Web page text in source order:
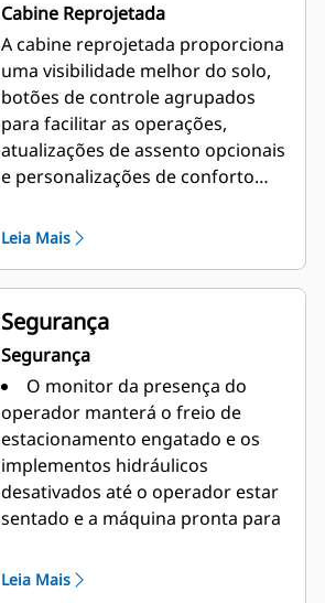
Cabine Reprojetada
A cabine reprojetada proporciona
uma visibilidade melhor do solo,
botões de controle agrupados
para facilitar as operações,
atualizações de assento opcionais
e personalizações de conforto
motoniveladora Cat 160 possui
(JOY) simplificado, que ajuda a
reduzir a fadiga causada pelo
movimento do braço do operador.
Leia Mais
Segurança
Segurança
O monitor da presença do
operador manterá o freio de
estacionamento engatado e os
implementos hidráulicos
desativados até o operador estar
sentado e a máquina pronta para
A pintura antirreflexo reduz a
Leia Mais